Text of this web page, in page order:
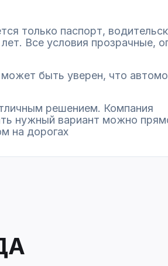
только паспорт,
Все условия прозрачные,
быть уверен, что
решением. Компания
нужный вариант можно
на дорогах